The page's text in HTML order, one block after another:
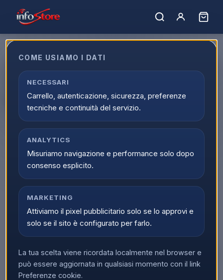
COME USIAMO I DATI
NECESSARI
Carrello, autenticazione, sicurezza, preferenze
tecniche e continuità del servizio.
ANALYTICS
Misuriamo navigazione e performance solo dopo
consenso esplicito.
MARKETING
Attiviamo il pixel pubblicitario solo se lo approvi e
solo se il sito è configurato per farlo.
La tua scelta viene ricordata localmente nel browser e
può essere aggiornata in qualsiasi momento con il link
Preferenze cookie.
Apple MacBook Pro 2025 14" M5
10C/10G 24/1TB Silver
MDE64T/A
EAN: